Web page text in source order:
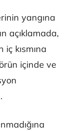
yangına
açıklamada,
iç kısmına
içinde ve